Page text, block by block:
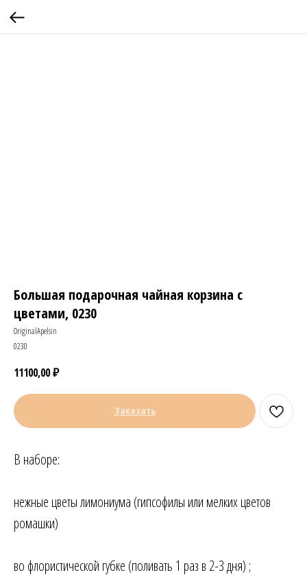
Большая подарочная чайная корзина с
цветами, 0230
OriginalApelsin
0230
11100,00₽
Заказать
В наборе:
нежные цветы лимониума (гипсофилы или мелких цветов
ромашки)
во флористической губке (поливать 1 раз в 2-3 дня) ;